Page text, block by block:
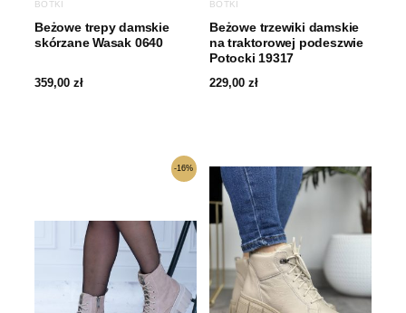
BOTKI
Beżowe trepy damskie
skórzane Wasak 0640
359,00 zł
BOTKI
Beżowe trzewiki damskie
na traktorowej podeszwie
Potocki 19317
229,00 zł
-16%
Aktualna